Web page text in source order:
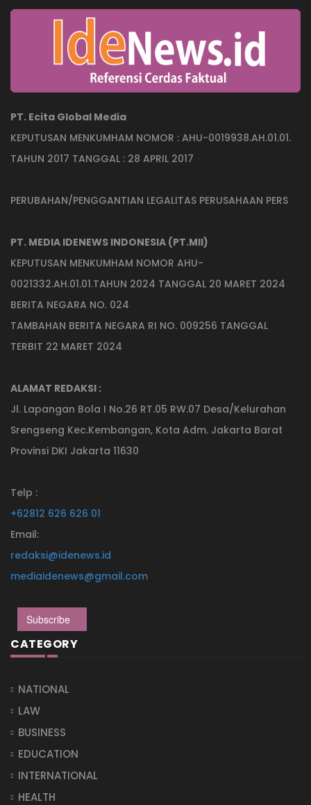
PT. Ecita Global Media
KEPUTUSAN MENKUMHAM NOMOR : AHU-0019938.AH.01.01.
TAHUN 2017 TANGGAL : 28 APRIL 2017
PERUBAHAN/PENGGANTIAN LEGALITAS PERUSAHAAN PERS
PT. MEDIA IDENEWS INDONESIA (PT.MII)
KEPUTUSAN MENKUMHAM NOMOR AHU-
0021332.AH.01.01.TAHUN 2024 TANGGAL 20 MARET 2024
BERITA NEGARA NO. 024
TAMBAHAN BERITA NEGARA RI NO. 009256 TANGGAL
TERBIT 22 MARET 2024
ALAMAT REDAKSI :
Jl. Lapangan Bola I No.26 RT.05 RW.07 Desa/Kelurahan
Srengseng Kec.Kembangan, Kota Adm. Jakarta Barat
Provinsi DKI Jakarta 11630
Telp :
+62812 626 626 01
Email:
redaksi@idenews.id
mediaidenews@gmail.com
Subscribe
CATEGORY
NATIONAL
LAW
BUSINESS
EDUCATION
INTERNATIONAL
HEALTH